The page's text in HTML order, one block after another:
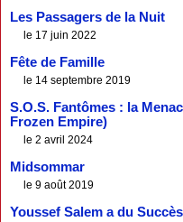
Les Passagers de la Nuit
le 17 juin 2022
Fête de Famille
le 14 septembre 2019
S.O.S. Fantômes : la
Frozen Empire)
le 2 avril 2024
Midsommar
le 9 août 2019
Youssef Salem a du Succès